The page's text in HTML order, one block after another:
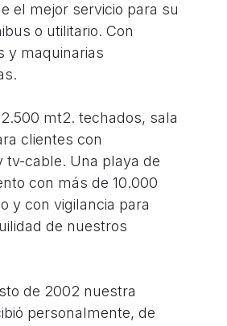
el mejor servicio para su
o utilitario. Con
y maquinarias
mt2. techados, sala
clientes con
tv-cable. Una playa de
con más de 10.000
y con vigilancia para
de nuestros
de 2002 nuestra
personalmente, de